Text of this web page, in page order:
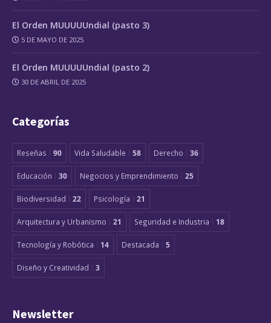
El Orden MUUUUUndial (pasto 3)
5 DE MAYO DE 2025
El Orden MUUUUUndial (pasto 2)
30 DE ABRIL DE 2025
Categorías
Reseñas 90 Vida Saludable 58 Derecho 36
Educación 30 Negocios y Emprendimiento 25
Biodiversidad 22 Psicología 21
Arquitectura y Urbanismo 21 Seguridad e Industria 18
Tecnología y Robótica 14 Destacada 5
Diseño y Creatividad 3
Newsletter